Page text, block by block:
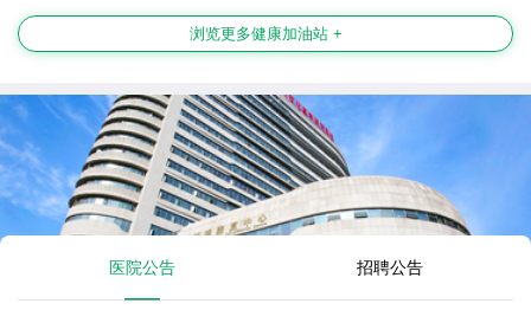
浏览更多健康加油站 +
医院公告 招聘公告